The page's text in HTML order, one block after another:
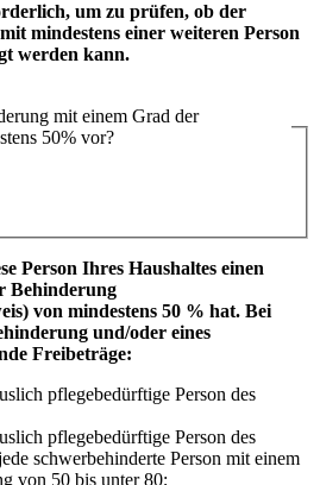
um zu prüfen, ob der
mindestens einer weiteren Person
werden kann.
mit einem Grad der
50% vor?
Person Ihres Haushaltes einen
Behinderung
von mindestens 50 % hat. Bei
und/oder eines
Freibeträge:
pflegebedürftige Person des
pflegebedürftige Person des
schwerbehinderte Person mit einem
von 50 bis unter 80;